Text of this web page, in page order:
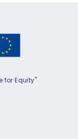
for Equity"